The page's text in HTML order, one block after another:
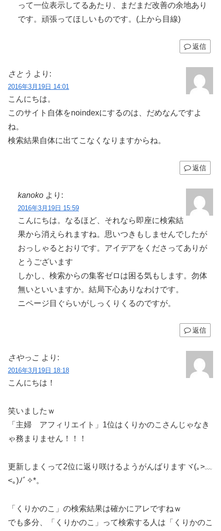
って一位表示してるあたり、まだまだ改善の余地あり
です。頑張ってほしいものです。(上から目線)
返信
さとう より:
2016年3月19日 14:01
こんにちは。
このサイト自体をnoindexにするのは、だめなんですよ
ね。
検索結果自体に出てこなくなりますからね。
返信
kanoko より:
2016年3月19日 15:59
こんにちは。なるほど、それなら即座に検索結
果から消えられますね。思いつきもしませんでしたが
おっしゃるとおりです。アイデアをくださってありが
とうございます
しかし、検索からの集客ゼロは困る気もします。勿体
無いといいますか。結局下心ありなわけです。
ニページ目ぐらいがしっくりくるのですが。
返信
さやっこ より:
2016年3月19日 18:18
こんにちは！
笑いましたｗ
「主婦 アフィリエイト」1位はくりかのこさんじゃなき
ゃ務まりません！！！
更新しまくって2位に返り咲けるようがんばりますヾ(｡>﹏
<｡)ﾉﾞ✧*。
「くりかのこ」の検索結果は確かにアレですねｗ
でも多分、「くりかのこ」って検索する人は「くりかのこ